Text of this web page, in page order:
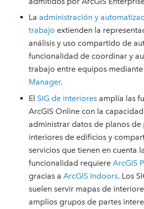
La administración y
trabajo extienden la
análisis y uso compartido de
funcionalidad de coordinar y
trabajo entre equipos
Manager.
El SIG de interiores amplía las
ArcGIS Online con la
administrar datos de planos de
interiores de edificios y
servicios que tienen en cuenta
funcionalidad requiereArcGIS
gracias aArcGIS Indoors. Los
suelen servir mapas de
amplios grupos de partes